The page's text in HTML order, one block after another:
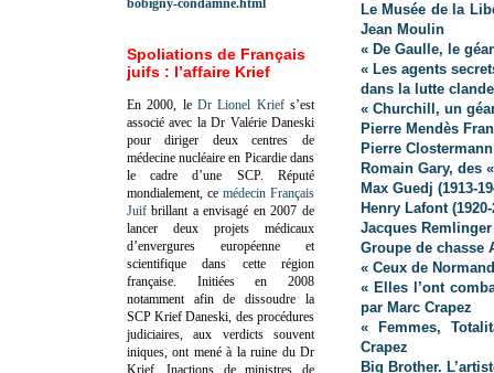
Le Musée de la
Jean Moulin
« De Gaulle, le
« Les agents
dans la lutte
« Churchill, un
Pierre Mendès
Pierre Clostermann
Romain Gary, des
Max Guedj (1913-
Henry Lafont (1920-
Jacques Remlinger
Groupe de chasse
« Ceux de
« Elles l’ont
par Marc Crapez
« Femmes,
Crapez
Big Brother.
Spoliations de Français
juifs : l’affaire Krief
En 2000, le Dr Lionel Kriefs’est
associé avec la Dr Valérie Daneski
pour diriger deux centres de
médecine nucléaire en Picardie dans
le cadre d’une SCP. Réputé
mondialement, ce médecin Français
Juif brillant a envisagé en 2007 de
lancer deux projets médicaux
d’envergures européenne et
scientifique dans cette région
française. Initiées en 2008
notamment afin de dissoudre la
SCP Krief Daneski, des procédures
judiciaires, aux verdicts souvent
iniques, ont mené à la ruine du Dr
Krief.Inactions de ministres de